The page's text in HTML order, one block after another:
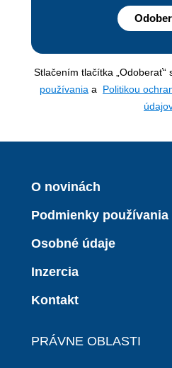
Stlačením tlačítka „Odoberať“
používania a Politikou
O novinách
Podmienky používania
Osobné údaje
Inzercia
Kontakt
PRÁVNE OBLASTI